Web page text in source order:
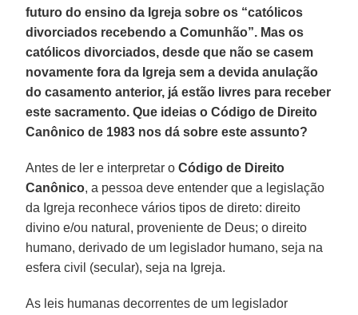
futuro do ensino da Igreja sobre os “católicos
divorciados recebendo a Comunhão”. Mas os
católicos divorciados, desde que não se casem
novamente fora da Igreja sem a devida anulação
do casamento anterior, já estão livres para receber
este sacramento. Que ideias o Código de Direito
Canônico de 1983 nos dá sobre este assunto?
Antes de ler e interpretar oCódigo de Direito
Canônico, a pessoa deve entender que a legislação
da Igreja reconhece vários tipos de direto: direito
divino e/ou natural, proveniente de Deus; o direito
humano, derivado de um legislador humano, seja na
esfera civil (secular), seja na Igreja.
As leis humanas decorrentes de um legislador